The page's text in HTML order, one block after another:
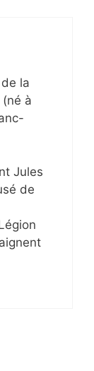
la
à
Jules
de